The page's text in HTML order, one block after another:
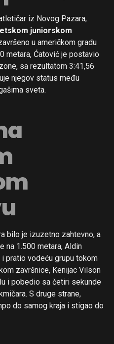
iz Novog Pazara,
juniorskom
u američkom gradu
metara, Ćatović je postavio
sa rezultatom 3:41,56
njegov status među
sveta.
bilo je izuzetno zahtevno, a
na 1.500 metara, Aldin
pratio vodeću grupu tokom
završnice, Kenijac Vilson
i pobedio sa četiri sekunde
S druge strane,
do samog kraja i stigao do